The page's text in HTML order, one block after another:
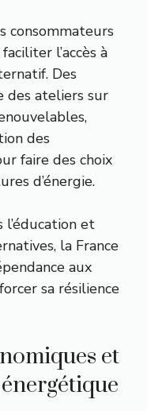
consommateurs
l’accès à
Des
des ateliers sur
des
faire des choix
d’énergie.
l’éducation et
la France
aux
sa résilience
et